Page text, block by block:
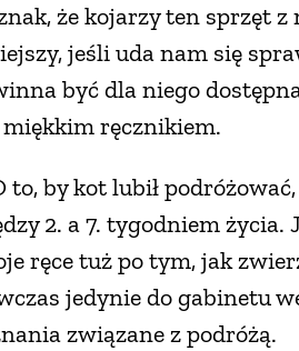
że kojarzy ten sprzęt
jeśli uda nam się
być dla niego
ręcznikiem.
to, by kot lubił
2. a 7. tygodniem życia.
ręce tuż po tym, jak
jedynie do gabinetu
związane z podróżą.